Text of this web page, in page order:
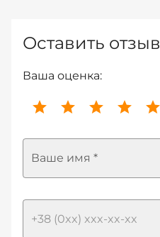
Оставить отзыв
Ваша оценка:
Ваше имя *